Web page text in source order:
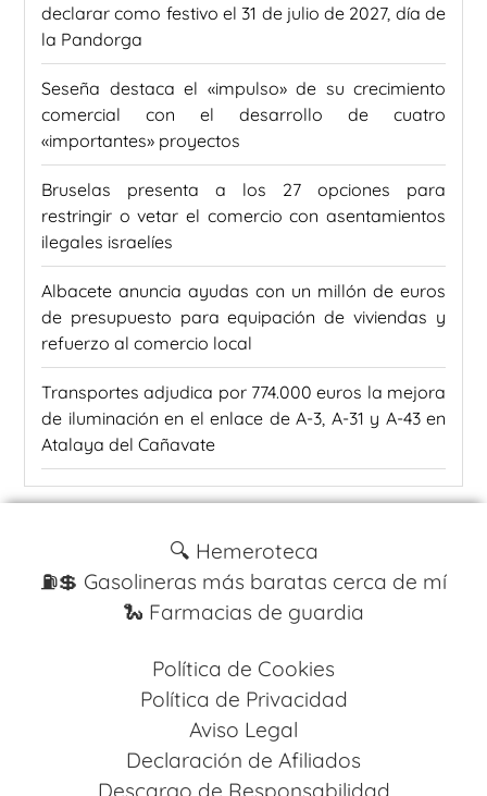
declarar como festivo el 31 de julio de 2027, día de
la Pandorga
Seseña destaca el «impulso» de su crecimiento
comercial con el desarrollo de cuatro
«importantes» proyectos
Bruselas presenta a los 27 opciones para
restringir o vetar el comercio con asentamientos
ilegales israelíes
Albacete anuncia ayudas con un millón de euros
de presupuesto para equipación de viviendas y
refuerzo al comercio local
Transportes adjudica por 774.000 euros la mejora
de iluminación en el enlace de A-3, A-31 y A-43 en
Atalaya del Cañavate
🔍 Hemeroteca
⛽️💲 Gasolineras más baratas cerca de mí
🐍 Farmacias de guardia
Política de Cookies
Política de Privacidad
Aviso Legal
Declaración de Afiliados